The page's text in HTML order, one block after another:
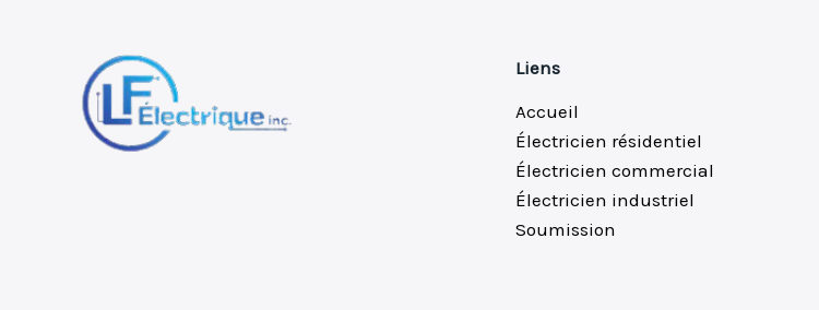
Liens
Accueil
Électricien résidentiel
Électricien commercial
Électricien industriel
Soumission